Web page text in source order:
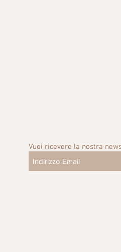
Vuoi ricevere la nostra